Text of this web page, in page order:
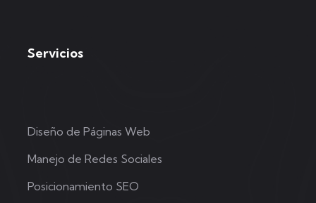
Servicios
Diseño de Páginas Web
Manejo de Redes Sociales
Posicionamiento SEO